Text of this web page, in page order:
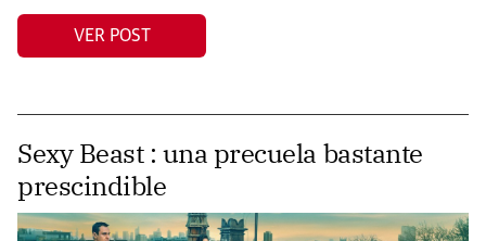
VER POST
Sexy Beast : una precuela bastante
prescindible